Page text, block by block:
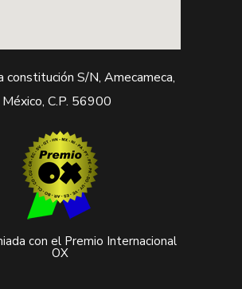
constitución S/N, Amecameca,
C.P. 56900
con el Premio Internacional
OX